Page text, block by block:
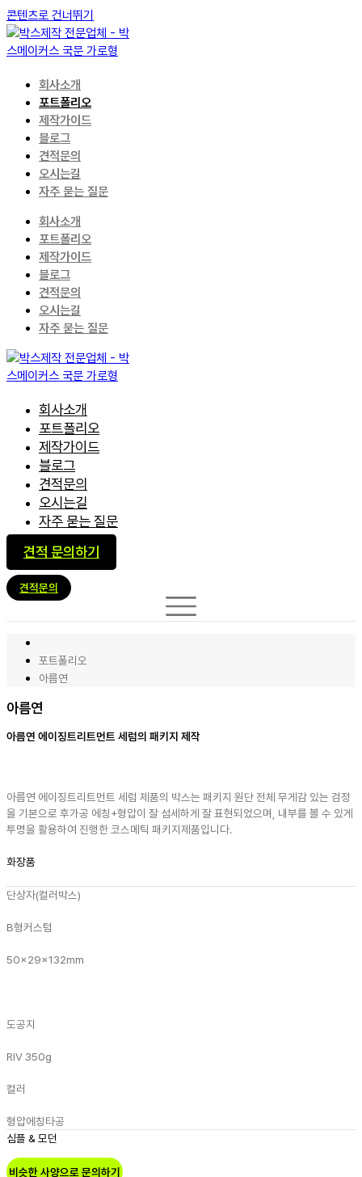
콘텐츠로 건너뛰기
회사소개
포트폴리오
제작가이드
블로그
견적문의
오시는길
자주 묻는 질문
회사소개
포트폴리오
제작가이드
블로그
견적문의
오시는길
자주 묻는 질문
회사소개
포트폴리오
제작가이드
블로그
견적문의
오시는길
자주 묻는 질문
견적 문의하기
견적문의
포트폴리오
아름연
아름연
아름연 에이징트리트먼트 세럼의 패키지 제작
아름연 에이징트리트먼트 세럼 제품의 박스는 패키지 원단 전체 무게감 있는 검정
을 기본으로 후가공 에칭+형압이 잘 섬세하게 잘 표현되었으며, 내부를 볼 수 있게
투명을 활용하여 진행한 코스메틱 패키지제품입니다.
화장품
단상자(컬러박스)
B형커스텀
50x29x132mm
도공지
RIV 350g
컬러
형압에칭타공
심플 & 모던
비슷한 사양으로 문의하기